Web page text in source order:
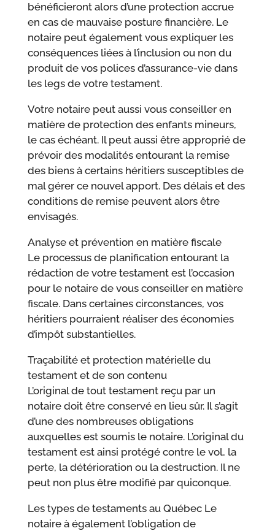
bénéficieront alors d’une protection accrue
en cas de mauvaise posture financière. Le
notaire peut également vous expliquer les
conséquences liées à l’inclusion ou non du
produit de vos polices d’assurance-vie dans
les legs de votre testament.
Votre notaire peut aussi vous conseiller en
matière de protection des enfants mineurs,
le cas échéant. Il peut aussi être approprié de
prévoir des modalités entourant la remise
des biens à certains héritiers susceptibles de
mal gérer ce nouvel apport. Des délais et des
conditions de remise peuvent alors être
envisagés.
Analyse et prévention en matière fiscale
Le processus de planification entourant la
rédaction de votre testament est l’occasion
pour le notaire de vous conseiller en matière
fiscale. Dans certaines circonstances, vos
héritiers pourraient réaliser des économies
d’impôt substantielles.
Traçabilité et protection matérielle du
testament et de son contenu
L’original de tout testament reçu par un
notaire doit être conservé en lieu sûr. Il s’agit
d’une des nombreuses obligations
auxquelles est soumis le notaire. L’original du
testament est ainsi protégé contre le vol, la
perte, la détérioration ou la destruction. Il ne
peut non plus être modifié par quiconque.
Les types de testaments au Québec Le
notaire à également l’obligation de